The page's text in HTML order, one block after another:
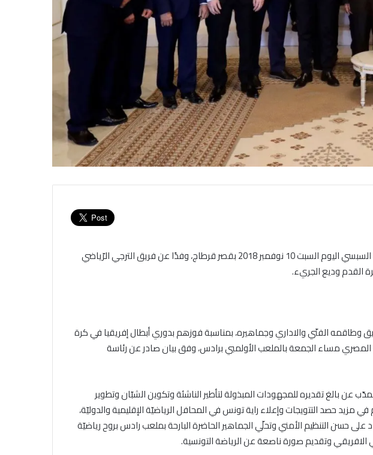
استقبل رئيس الجمهورية الباجي قايد السبسي اليوم السبت 10 نوفمبر 2018 بقصر قرطاج، وفدًا عن فريق الترجي الرّياضي
القدم وديع الجريء.
وطاقمه الفنّي والاداري وجماهيره، بمناسبة فوزهم بدوري أبطال إفريقيا في كرة
المصري مساء الجمعة بالملعب الأولمبي برادس، وفق بيان صادر عن رئاسة
عن بالغ تقديره للمجهودات المبذولة لتأطير الناشئة وتكوين الشبّان وتطوير
مزيد حصد التتويجات وإعلاء راية تونس في المحافل الرياضيّة الإقليمية والدوليّة،
حسن التنظيم الأمني وتحلّي الجماهير الحاضرة البارحة بملعب رادس بروح رياضيّة
وتقديم صورة ناصعة عن الرياضة التونسية.